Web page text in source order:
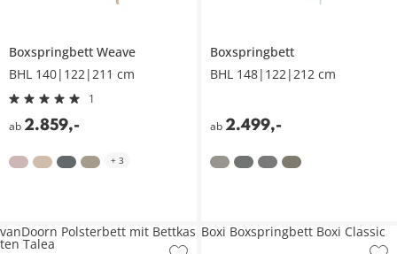
Boxspringbett Weave
BHL 140|122|211 cm
1
ab 2.859,-
+ 3
Boxspringbett
BHL 148|122|212 cm
ab 2.499,-
vanDoorn Polsterbett mit Bettkas
ten Talea
Boxi Boxspringbett Boxi Classic